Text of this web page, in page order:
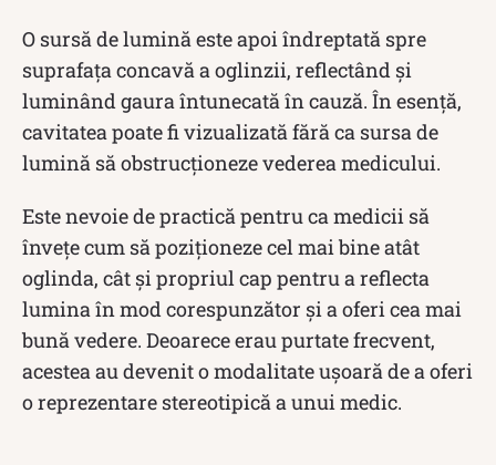
O sursă de lumină este apoi îndreptată spre
suprafața concavă a oglinzii, reflectând și
luminând gaura întunecată în cauză. În esență,
cavitatea poate fi vizualizată fără ca sursa de
lumină să obstrucționeze vederea medicului.
Este nevoie de practică pentru ca medicii să
învețe cum să poziționeze cel mai bine atât
oglinda, cât și propriul cap pentru a reflecta
lumina în mod corespunzător și a oferi cea mai
bună vedere. Deoarece erau purtate frecvent,
acestea au devenit o modalitate ușoară de a oferi
o reprezentare stereotipică a unui medic.